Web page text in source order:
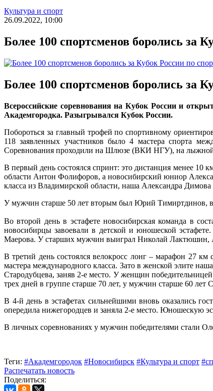
Культура и спорт
26.09.2022, 10:00
Более 100 спортсменов боролись за
Более 100 спортсменов боролись за
Всероссийские соревнования на Кубок России и
Академгородка. Разыгрывался Кубок России.
Побороться за главный трофей по спортивному
118 заявленных участников было 4 мастера спорта
Соревнования проходили на Шлюзе (ВКИ НГУ), на лыжной
В первый день состоялся спринт: это дистанция менее 10
области Антон Фолифоров, а новосибирский юниор
класса из Владимирской области, наша Александра Димова
У мужчин старше 50 лет вторым был Юрий Тимиртдинов, в
Во второй день в эстафете новосибирская команда в
новосибирцы завоевали в детской и юношеской
Маерова. У старших мужчин выиграл Николай Лактюшин,
В третий день состоялся велокросс лонг – марафон 27
мастера международного класса. Зато в женской элите
Стародубцева, заняв 2-е место. У женщин
трех дней в группе старше 70 лет, у мужчин старше 60
В 4-й день в эстафетах сильнейшими вновь оказались
опередила нижегородцев и заняла 2-е место. Юношескую
В личных соревнованиях у мужчин победителями стали
Теги: #Академгородок #Новосибирск #Культура и спорт
Распечатать новость
Поделиться: